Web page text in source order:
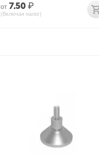
от 7.50 ₽
(Включая налог)